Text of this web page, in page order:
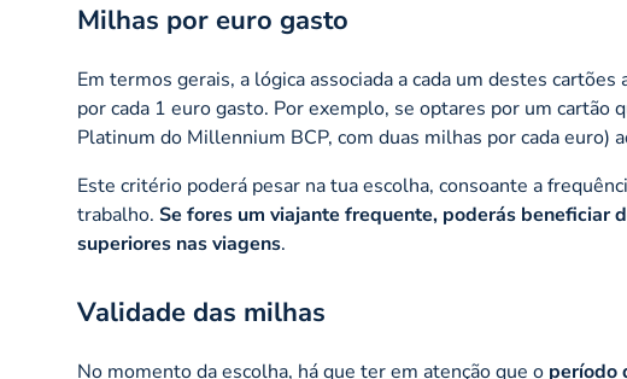
Milhas por euro gasto
Em termos gerais, a lógica associada a cada um destes
por cada 1 euro gasto. Por exemplo, se optares por um cartão
Platinum do Millennium BCP, com duas milhas por cada
Este critério poderá pesar na tua escolha, consoante a
trabalho. Se fores um viajante frequente, poderás beneficiar
superiores nas viagens.
Validade das milhas
No momento da escolha, há que ter em atenção que o período